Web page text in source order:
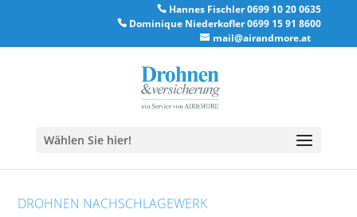
Hannes Fischler 0699 10 20 0635
Dominique Niederkofler 0699 15 91 8600
mail@airandmore.at
Wählen Sie hier!
DROHNEN NACHSCHLAGEWERK